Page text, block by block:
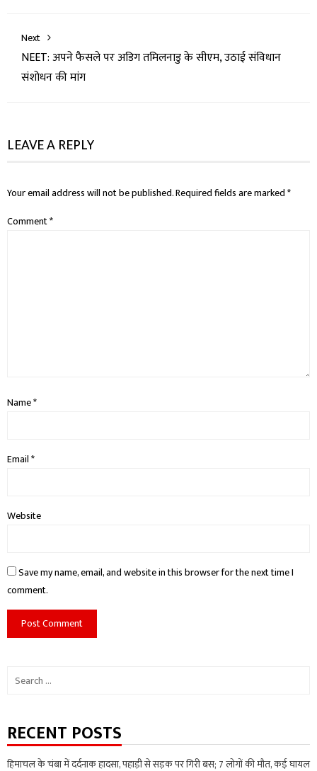
Next
NEET: अपने फैसले पर अडिग तमिलनाडु के सीएम, उठाई संविधान
संशोधन की मांग
LEAVE A REPLY
Your email address will not be published.Required fields are marked*
Comment*
Name*
Email*
Website
Save my name, email, and website in this browser for the next time I
comment.
Search
RECENT POSTS
हिमाचल के चंबा में दर्दनाक हादसा, पहाड़ी से सड़क पर गिरी बस; 7 लोगों की मौत, कई घायल